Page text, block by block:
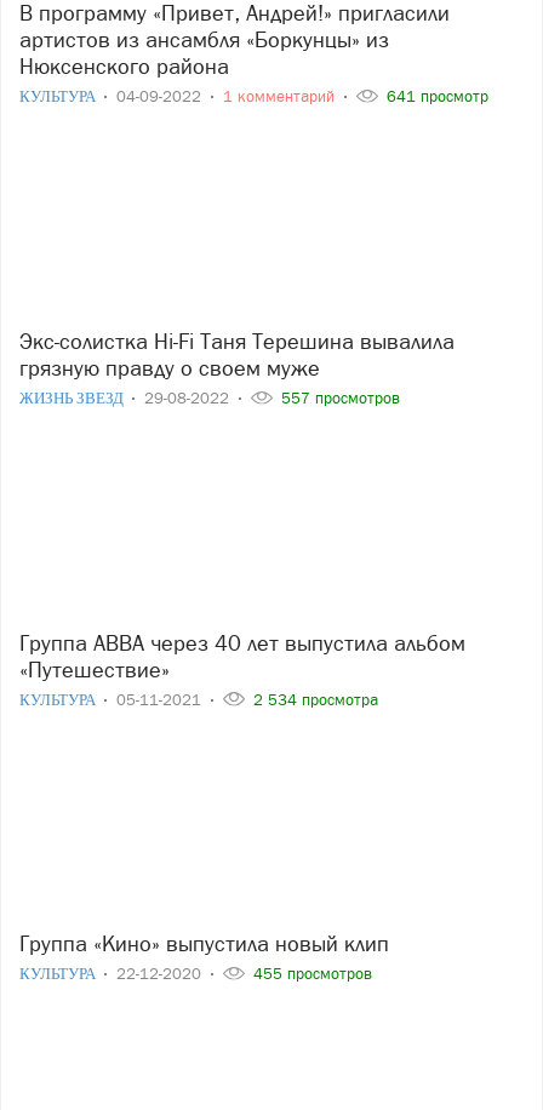
В программу «Привет, Андрей!» пригласили
артистов из ансамбля «Боркунцы» из
Нюксенского района
КУЛЬТУРА 04-09-2022 1 комментарий 641 просмотр
Экс-солистка Hi-Fi Таня Терешина вывалила
грязную правду о своем муже
ЖИЗНЬ ЗВЕЗД 29-08-2022 557 просмотров
Группа ABBA через 40 лет выпустила альбом
«Путешествие»
КУЛЬТУРА 05-11-2021 2 534 просмотра
Группа «Кино» выпустила новый клип
КУЛЬТУРА 22-12-2020 455 просмотров